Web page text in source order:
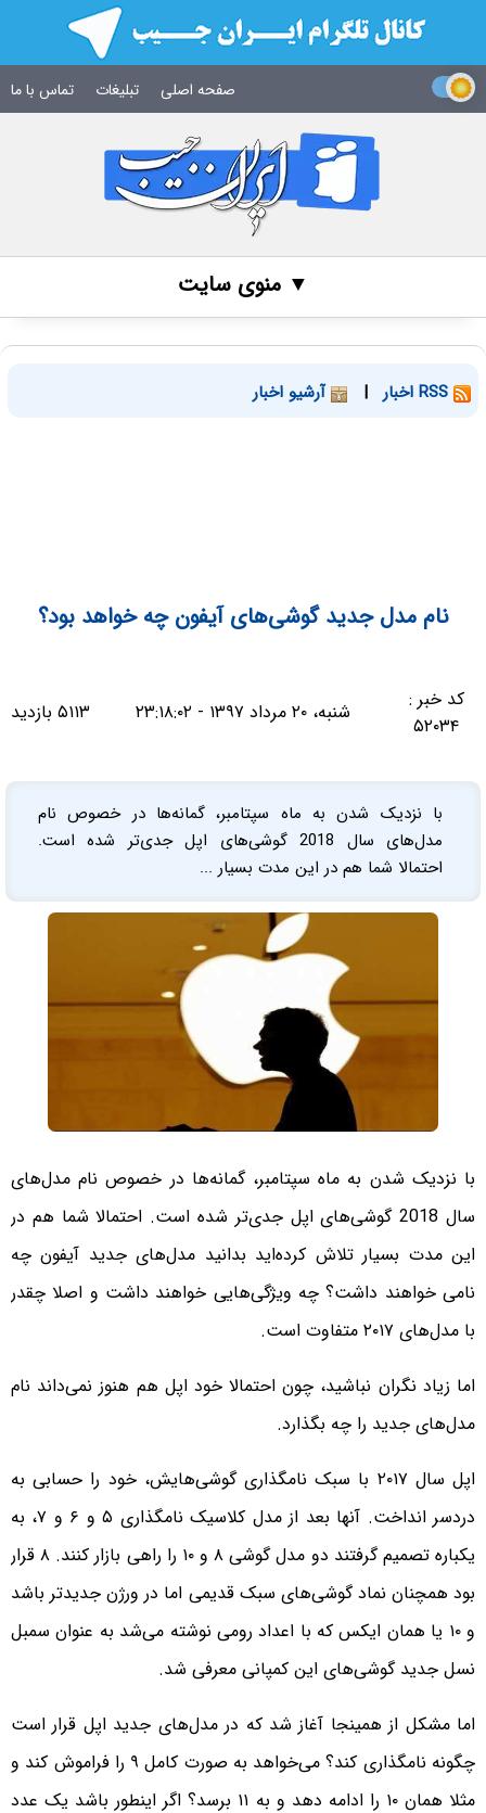
صفحه اصلی تبلیغات تماس با ما
▼ منوی سایت
| آرشیو اخبار
نام مدل جدید گوشی‌های آیفون چه خواهد بود؟
کد خبر :
۵۲۰۳۴
شنبه، ۲۰ مرداد ۱۳۹۷ - ۲۳:۱۸:۰۲ ۵۱۱۳ بازدید
با نزدیک شدن به ماه سپتامبر، گمانه‌ها در خصوص نام
مدل‌های سال 2018 گوشی‌های اپل جدی‌تر شده است.
احتمالا شما هم در این مدت بسیار ...
با نزدیک شدن به ماه سپتامبر، گمانه‌ها در خصوص نام مدل‌های
سال 2018 گوشی‌های اپل جدی‌تر شده است. احتمالا شما هم در
این مدت بسیار تلاش کرده‌اید بدانید مدل‌های جدید آیفون چه
نامی خواهند داشت؟ چه ویژگی‌هایی خواهند داشت و اصلا چقدر
با مدل‌های ۲۰۱۷ متفاوت است.
اما زیاد نگران نباشید، چون احتمالا خود اپل هم هنوز نمی‌داند نام
مدل‌های جدید را چه بگذارد.
اپل سال ۲۰۱۷ با سبک نامگذاری گوشی‌هایش، خود را حسابی به
دردسر انداخت. آنها بعد از مدل کلاسیک نامگذاری ۵ و ۶ و ۷، به
یکباره تصمیم گرفتند دو مدل گوشی ۸ و ۱۰ را راهی بازار کنند. ۸ قرار
بود همچنان نماد گوشی‌های سبک قدیمی اما در ورژن جدیدتر باشد
و ۱۰ یا همان ایکس که با اعداد رومی نوشته می‌شد به عنوان سمبل
نسل جدید گوشی‌های این کمپانی معرفی شد.
اما مشکل از همینجا آغاز شد که در مدل‌های جدید اپل قرار است
چگونه نامگذاری کند؟ می‌خواهد به صورت کامل ۹ را فراموش کند و
مثلا همان ۱۰ را ادامه دهد و به ۱۱ برسد؟ اگر اینطور باشد یک عدد